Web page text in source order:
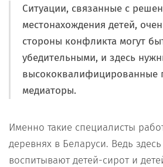
Ситуации, связанные с
местонахождения детей,
стороны конфликта могут
убедительными, и здесь
высококвалифицированные
медиаторы.
Именно такие специалисты
деревнях в Беларуси. Ведь
воспитывают детей-сирот и